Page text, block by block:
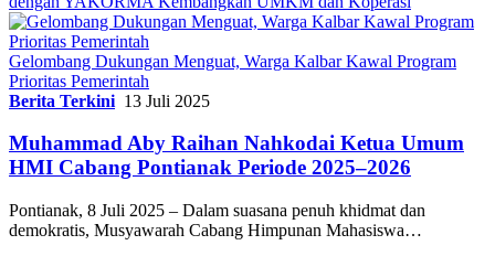
Gelombang Dukungan Menguat, Warga Kalbar Kawal Program
Prioritas Pemerintah
Berita Terkini 13 Juli 2025
Muhammad Aby Raihan Nahkodai Ketua Umum
HMI Cabang Pontianak Periode 2025–2026
Pontianak, 8 Juli 2025 – Dalam suasana penuh khidmat dan
demokratis, Musyawarah Cabang Himpunan Mahasiswa…